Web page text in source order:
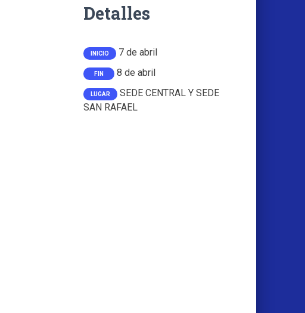
Detalles
INICIO 7 de abril
FIN 8 de abril
LUGAR
SEDE CENTRAL Y SEDE
SAN RAFAEL